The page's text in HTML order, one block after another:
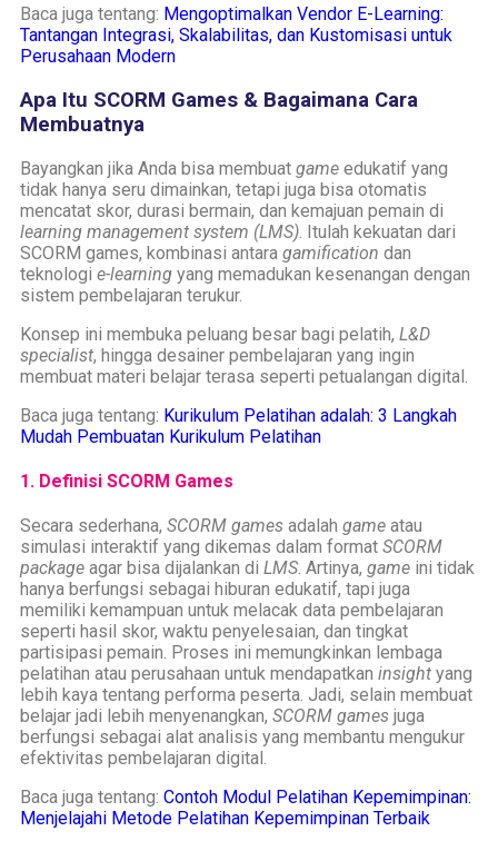
Baca juga tentang: Mengoptimalkan Vendor E-Learning:
Tantangan Integrasi, Skalabilitas, dan Kustomisasi untuk
Perusahaan Modern
Apa Itu SCORM Games & Bagaimana Cara
Membuatnya
Bayangkan jika Anda bisa membuat game edukatif yang
tidak hanya seru dimainkan, tetapi juga bisa otomatis
mencatat skor, durasi bermain, dan kemajuan pemain di
learning management system (LMS). Itulah kekuatan dari
SCORM games, kombinasi antara gamification dan
teknologi e-learning yang memadukan kesenangan dengan
sistem pembelajaran terukur.
Konsep ini membuka peluang besar bagi pelatih, L&D
specialist, hingga desainer pembelajaran yang ingin
membuat materi belajar terasa seperti petualangan digital.
Baca juga tentang: Kurikulum Pelatihan adalah: 3 Langkah
Mudah Pembuatan Kurikulum Pelatihan
1. Definisi SCORM Games
Secara sederhana, SCORM games adalah game atau
simulasi interaktif yang dikemas dalam format SCORM
package agar bisa dijalankan di LMS. Artinya, game ini tidak
hanya berfungsi sebagai hiburan edukatif, tapi juga
memiliki kemampuan untuk melacak data pembelajaran
seperti hasil skor, waktu penyelesaian, dan tingkat
partisipasi pemain. Proses ini memungkinkan lembaga
pelatihan atau perusahaan untuk mendapatkan insight yang
lebih kaya tentang performa peserta. Jadi, selain membuat
belajar jadi lebih menyenangkan, SCORM games juga
berfungsi sebagai alat analisis yang membantu mengukur
efektivitas pembelajaran digital.
Baca juga tentang: Contoh Modul Pelatihan Kepemimpinan:
Menjelajahi Metode Pelatihan Kepemimpinan Terbaik